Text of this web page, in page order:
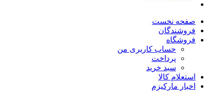
صفحه نخست
فروشندگان
فروشگاه
حساب کاربری من
پرداخت
سبد خرید
استعلام کالا
اخبار مارکیزم